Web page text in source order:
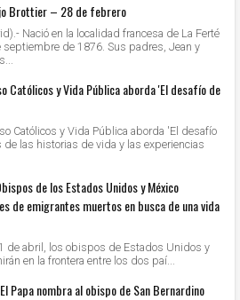
Brottier – 28 de febrero
Nació en la localidad francesa de La Ferté
septiembre de 1876. Sus padres, Jean y
Católicos y Vida Pública aborda 'El desafío de
Católicos y Vida Pública aborda 'El desafío
de las historias de vida y las experiencias
de los Estados Unidos y México
de emigrantes muertos en busca de una vida
de abril, los obispos de Estados Unidos y
en la frontera entre los dos paí...
Papa nombra al obispo de San Bernardino